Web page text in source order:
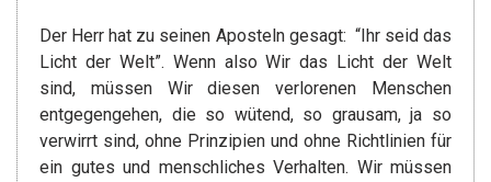
Der Herr hat zu seinen Aposteln gesagt: “Ihr seid das
Licht der Welt”. Wenn also Wir das Licht der Welt
sind, müssen Wir diesen verlorenen Menschen
entgegengehen, die so wütend, so grausam, ja so
verwirrt sind, ohne Prinzipien und ohne Richtlinien für
ein gutes und menschliches Verhalten. Wir müssen